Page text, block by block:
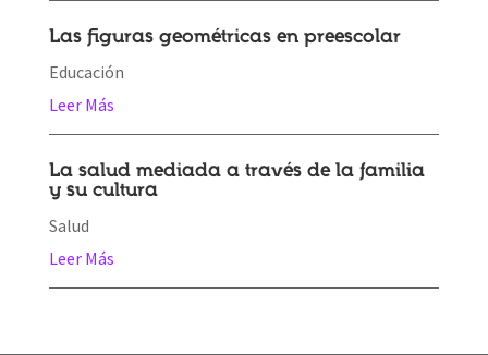
Las figuras geométricas en preescolar
Educación
Leer Más
La salud mediada a través de la familia
y su cultura
Salud
Leer Más